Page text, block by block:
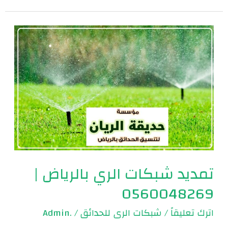
تمديد شبكات الري بالرياض |
0560048269
اترك تعليقاً/شبكات الرى للحدائق/
.Admin
تمديد
شبكات
الري
بالرياض
|
0560048269